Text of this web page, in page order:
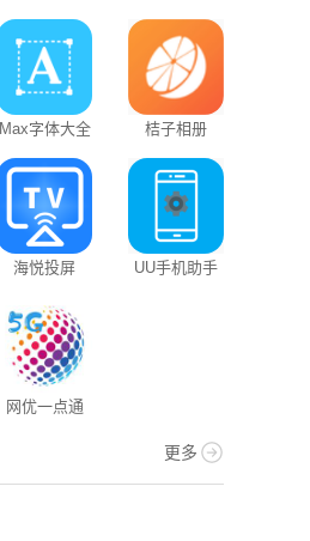
Max字体大全 桔子相册
海悦投屏 UU手机助手
网优一点通
更多